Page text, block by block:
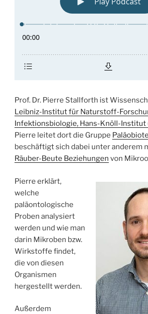
Prof. Dr. Pierre Stallforth ist
Leibniz-Institut für Naturstoff-
Infektionsbiologie, Hans-Knöll-Institut
Pierre leitet dort die Gruppe
beschäftigt sich dabei unter anderem
Räuber-Beute Beziehungen von
Pierre erklärt,
welche
paläontologische
Proben analysiert
werden und wie man
darin Mikroben bzw.
Wirkstoffe findet,
die von diesen
Organismen
hergestellt werden.
Außerdem